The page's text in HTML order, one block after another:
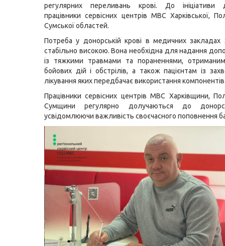
регулярних переливань крові. До ініціативи
працівники сервісних центрів МВС Харківської,
Сумської областей.
Потреба у донорській крові в медичних закладах
стабільно високою. Вона необхідна для надання
із тяжкими травмами та пораненнями,
бойових дій і обстрілів, а також пацієнтам із
лікування яких передбачає використання компонентів
Працівники сервісних центрів МВС Харківщини,
Сумщини регулярно долучаються до
усвідомлюючи важливість своєчасного поповнення